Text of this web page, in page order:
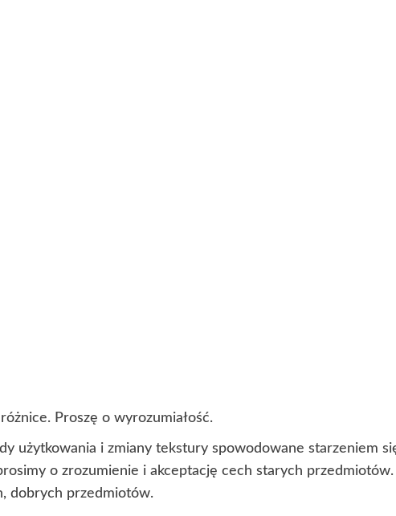
Proszę o wyrozumiałość.
użytkowania i zmiany tekstury spowodowane starzeniem
o zrozumienie i akceptację cech starych
dobrych przedmiotów.